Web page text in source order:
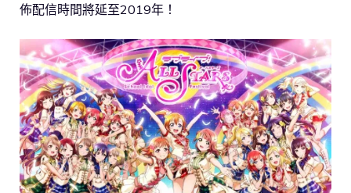
佈配信時間將延至2019年！